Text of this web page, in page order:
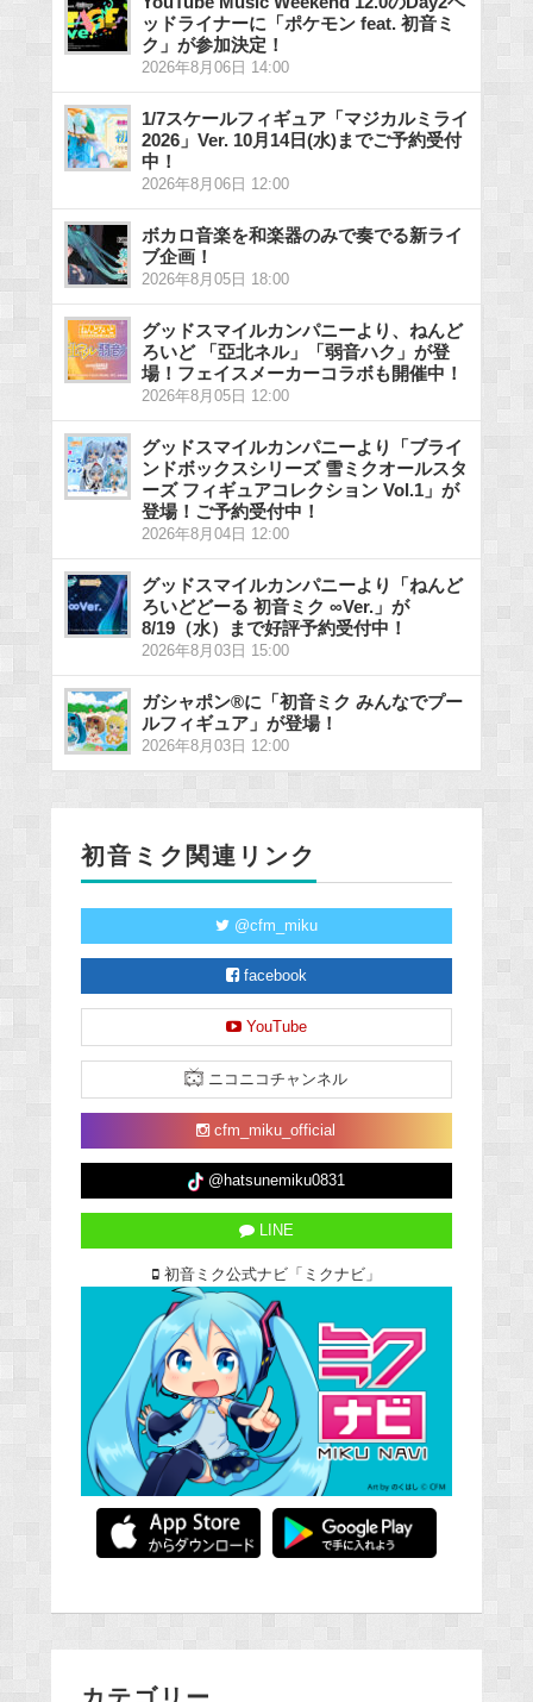
ッドライナーに「ポケモン feat. 初音ミ
ク」が参加決定！
2026年8月06日 14:00
1/7スケールフィギュア「マジカルミライ
2026」Ver. 10月14日(水)までご予約受付
中！
2026年8月06日 12:00
ボカロ音楽を和楽器のみで奏でる新ライ
ブ企画！
2026年8月05日 18:00
グッドスマイルカンパニーより、ねんど
ろいど 「亞北ネル」「弱音ハク」が登
場！フェイスメーカーコラボも開催中！
2026年8月05日 12:00
グッドスマイルカンパニーより「ブライ
ンドボックスシリーズ 雪ミクオールスタ
ーズ フィギュアコレクション Vol.1」が
登場！ご予約受付中！
2026年8月04日 12:00
グッドスマイルカンパニーより「ねんど
ろいどどーる 初音ミク ∞Ver.」が
8/19（水）まで好評予約受付中！
2026年8月03日 15:00
ガシャポン®に「初音ミク みんなでプー
ルフィギュア」が登場！
2026年8月03日 12:00
初音ミク関連リンク
@cfm_miku
facebook
YouTube
ニコニコチャンネル
cfm_miku_official
@hatsunemiku0831
LINE
初音ミク公式ナビ「ミクナビ」